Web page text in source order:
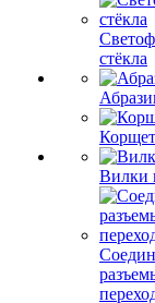
стёкла
Вилки